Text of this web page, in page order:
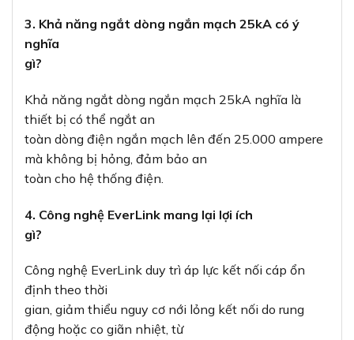
3. Khả năng ngắt dòng ngắn mạch 25kA có ý
nghĩa
gì?
Khả năng ngắt dòng ngắn mạch 25kA nghĩa là
thiết bị có thể ngắt an
toàn dòng điện ngắn mạch lên đến 25.000 ampere
mà không bị hỏng, đảm bảo an
toàn cho hệ thống điện.
4. Công nghệ EverLink mang lại lợi ích
gì?
Công nghệ EverLink duy trì áp lực kết nối cáp ổn
định theo thời
gian, giảm thiểu nguy cơ nới lỏng kết nối do rung
động hoặc co giãn nhiệt, từ